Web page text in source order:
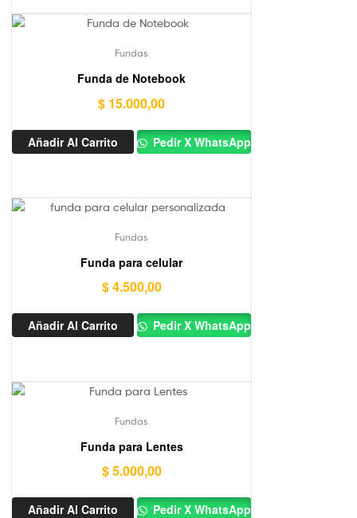
Fundas
Funda de Notebook
$ 15.000,00
Añadir Al Carrito Pedir X WhatsApp
Fundas
Funda para celular
$4.500,00
Añadir Al Carrito Pedir X WhatsApp
Fundas
Funda para Lentes
$5.000,00
Añadir Al Carrito Pedir X WhatsApp